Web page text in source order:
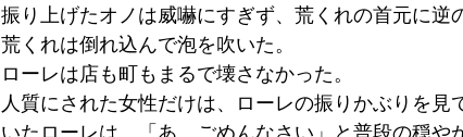
振り上げたオノは威嚇にすぎず、荒くれの首元に逆
荒くれは倒れ込んで泡を吹いた。
ローレは店も町もまるで壊さなかった。
人質にされた女性だけは、ローレの振りかぶりを
いたローレは、「あ、ごめんなさい」と普段の穏